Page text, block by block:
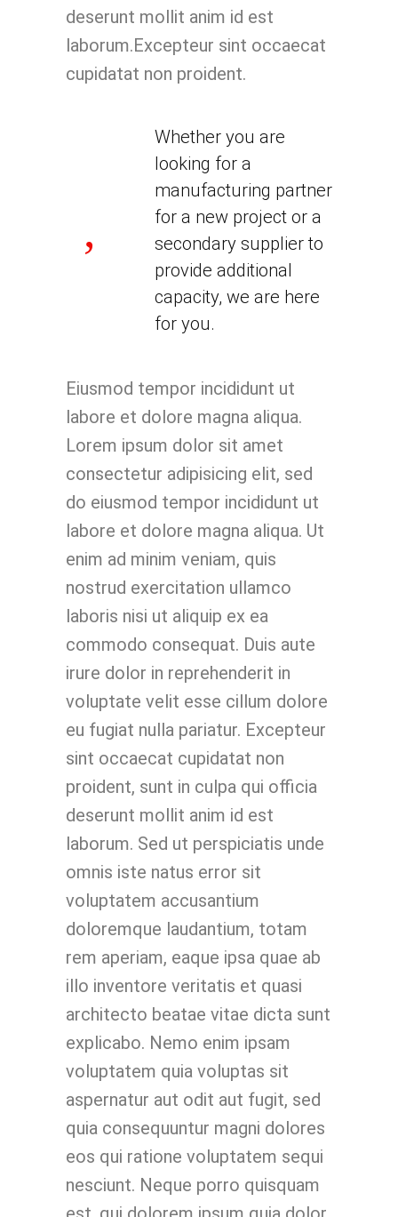
deserunt mollit anim id est
laborum.Excepteur sint occaecat
cupidatat non proident.
Whether you are
looking for a
manufacturing partner
for a new project or a
secondary supplier to
provide additional
capacity, we are here
for you.
Eiusmod tempor incididunt ut
labore et dolore magna aliqua.
Lorem ipsum dolor sit amet
consectetur adipisicing elit, sed
do eiusmod tempor incididunt ut
labore et dolore magna aliqua. Ut
enim ad minim veniam, quis
nostrud exercitation ullamco
laboris nisi ut aliquip ex ea
commodo consequat. Duis aute
irure dolor in reprehenderit in
voluptate velit esse cillum dolore
eu fugiat nulla pariatur. Excepteur
sint occaecat cupidatat non
proident, sunt in culpa qui officia
deserunt mollit anim id est
laborum. Sed ut perspiciatis unde
omnis iste natus error sit
voluptatem accusantium
doloremque laudantium, totam
rem aperiam, eaque ipsa quae ab
illo inventore veritatis et quasi
architecto beatae vitae dicta sunt
explicabo. Nemo enim ipsam
voluptatem quia voluptas sit
aspernatur aut odit aut fugit, sed
quia consequuntur magni dolores
eos qui ratione voluptatem sequi
nesciunt. Neque porro quisquam